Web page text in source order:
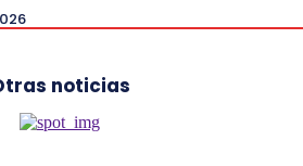
noticias